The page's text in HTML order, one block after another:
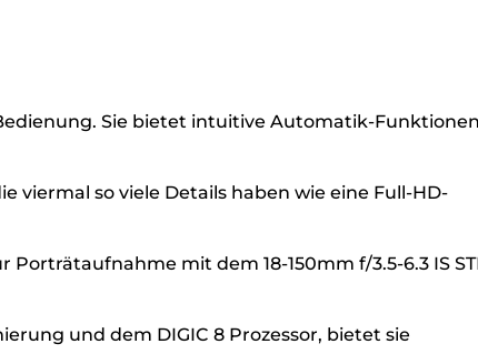
Sie bietet intuitive Automatik-
viermal so viele Details haben wie eine Full-HD-
mit dem 18-150mm f/3.5-6.3 IS
und dem DIGIC 8 Prozessor, bietet sie